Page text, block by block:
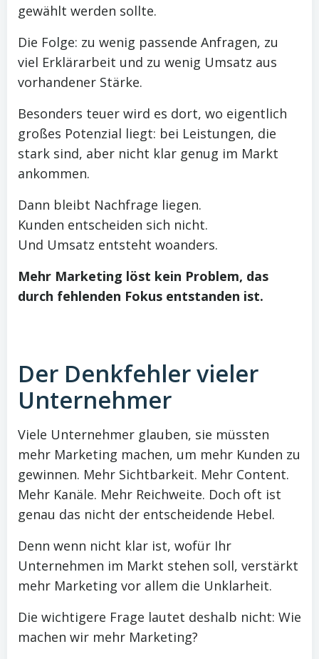
gewählt werden sollte.
Die Folge: zu wenig passende Anfragen, zu
viel Erklärarbeit und zu wenig Umsatz aus
vorhandener Stärke.
Besonders teuer wird es dort, wo eigentlich
großes Potenzial liegt: bei Leistungen, die
stark sind, aber nicht klar genug im Markt
ankommen.
Dann bleibt Nachfrage liegen.
Kunden entscheiden sich nicht.
Und Umsatz entsteht woanders.
Mehr Marketing löst kein Problem, das
durch fehlenden Fokus entstanden ist.
Der Denkfehler vieler
Unternehmer
Viele Unternehmer glauben, sie müssten
mehr Marketing machen, um mehr Kunden zu
gewinnen. Mehr Sichtbarkeit. Mehr Content.
Mehr Kanäle. Mehr Reichweite. Doch oft ist
genau das nicht der entscheidende Hebel.
Denn wenn nicht klar ist, wofür Ihr
Unternehmen im Markt stehen soll, verstärkt
mehr Marketing vor allem die Unklarheit.
Die wichtigere Frage lautet deshalb nicht: Wie
machen wir mehr Marketing?